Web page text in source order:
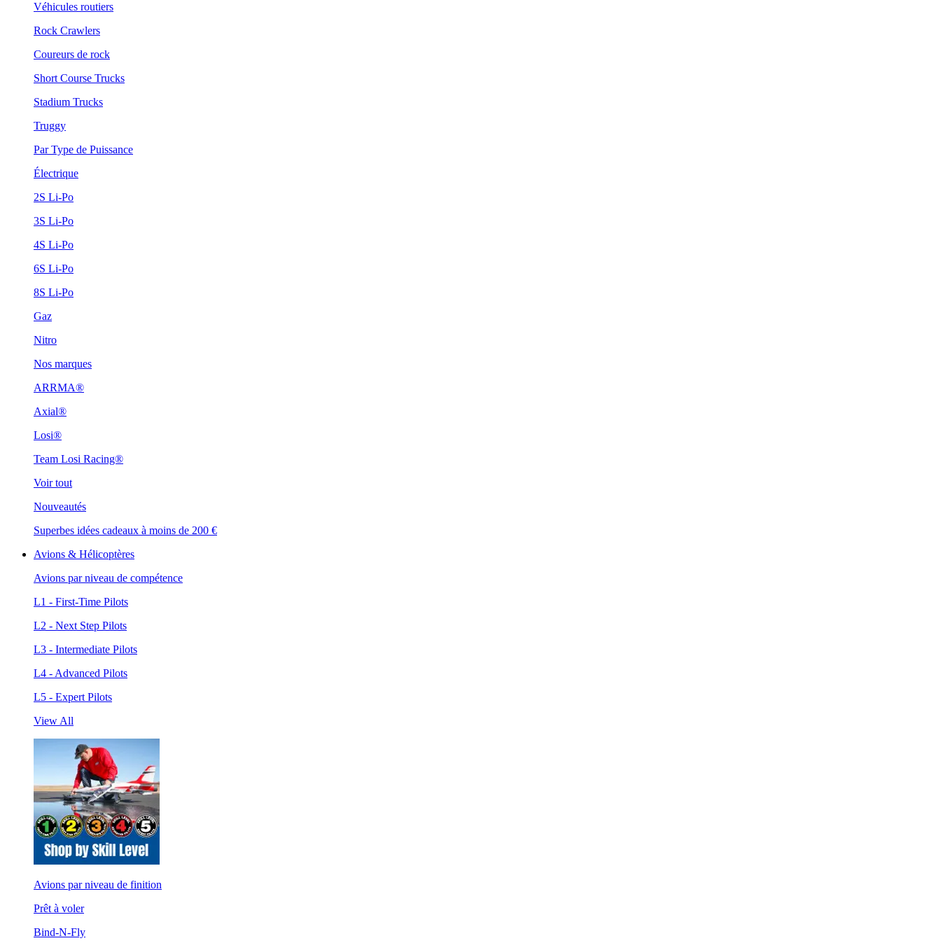
Véhicules routiers
Rock Crawlers
Coureurs de rock
Short Course Trucks
Stadium Trucks
Truggy
Par Type de Puissance
Électrique
2S Li-Po
3S Li-Po
4S Li-Po
6S Li-Po
8S Li-Po
Gaz
Nitro
Nos marques
ARRMA®
Axial®
Losi®
Team Losi Racing®
Voir tout
Nouveautés
Superbes idées cadeaux à moins de 200 €
Avions & Hélicoptères
Avions par niveau de compétence
L1 - First-Time Pilots
L2 - Next Step Pilots
L3 - Intermediate Pilots
L4 - Advanced Pilots
L5 - Expert Pilots
View All
Avions par niveau de finition
Prêt à voler
Bind-N-Fly